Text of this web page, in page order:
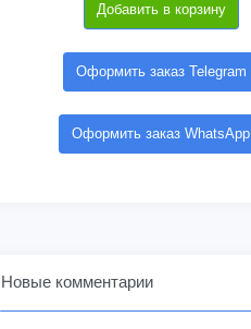
Добавить в корзину
Оформить заказ Telegram
Оформить заказ WhatsApp
Новые комментарии